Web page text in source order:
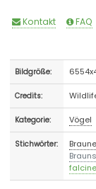
Kontakt FAQ
Bildgröße:
Credits:
Kategorie: Vögel
Stichwörter: